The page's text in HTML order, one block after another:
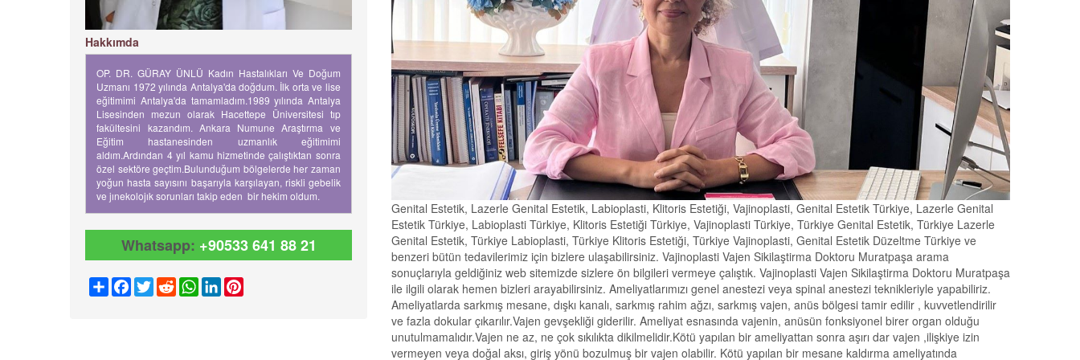
Hakkımda
OP. DR. GÜRAY ÜNLÜ Kadın Hastalıkları Ve Doğum
Uzmanı 1972 yılında Antalya'da doğdum. İlk orta ve lise
eğitimimi Antalya'da tamamladım.1989 yılında Antalya
Lisesinden mezun olarak Hacettepe Üniversitesi tıp
fakültesini kazandım. Ankara Numune Araştırma ve
Eğitim hastanesinden uzmanlık eğitimimi
aldım.Ardından 4 yıl kamu hizmetinde çalıştıktan sonra
özel sektöre geçtim.Bulunduğum bölgelerde her zaman
yoğun hasta sayısını başarıyla karşılayan, riskli gebelik
ve jınekolojık sorunları takip eden bir hekim oldum.
Whatsapp: +90533 641 88 21
ShareFacebook
TwitterRedditWhatsApp
LinkedIn
Genital Estetik, Lazerle Genital Estetik, Labioplasti, Klitoris Estetiği, Vajinoplasti, Genital Estetik Türkiye, Lazerle Genital
Estetik Türkiye, Labioplasti Türkiye, Klitoris Estetiği Türkiye, Vajinoplasti Türkiye, Türkiye Genital Estetik, Türkiye Lazerle
Genital Estetik, Türkiye Labioplasti, Türkiye Klitoris Estetiği, Türkiye Vajinoplasti, Genital Estetik Düzeltme Türkiye ve
benzeri bütün tedavilerimiz için bizlere ulaşabilirsiniz. Vajinoplasti Vajen Sikilaştirma Doktoru Muratpaşa arama
sonuçlarıyla geldiğiniz web sitemizde sizlere ön bilgileri vermeye çalıştık. Vajinoplasti Vajen Sikilaştirma Doktoru Muratpaşa
ile ilgili olarak hemen bizleri arayabilirsiniz. Ameliyatlarımızı genel anestezi veya spinal anestezi teknikleriyle yapabiliriz.
Ameliyatlarda sarkmış mesane, dışkı kanalı, sarkmış rahim ağzı, sarkmış vajen, anüs bölgesi tamir edilir , kuvvetlendirilir
ve fazla dokular çıkarılır.Vajen gevşekliği giderilir. Ameliyat esnasında vajenin, anüsün fonksiyonel birer organ olduğu
unutulmamalıdır.Vajen ne az, ne çok sıkılıkta dikilmelidir.Kötü yapılan bir ameliyattan sonra aşırı dar vajen ,ilişkiye izin
vermeyen veya doğal aksı, giriş yönü bozulmuş bir vajen olabilir. Kötü yapılan bir mesane kaldırma ameliyatında